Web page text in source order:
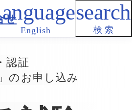
せ
English 検 索
認証
のお申し込み